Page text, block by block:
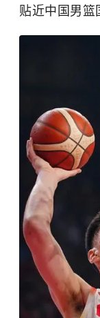
贴近中国男篮